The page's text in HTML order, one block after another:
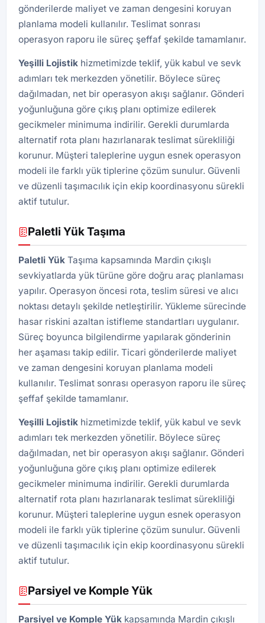
gönderilerde maliyet ve zaman dengesini koruyan
planlama modeli kullanılır. Teslimat sonrası
operasyon raporu ile süreç şeffaf şekilde tamamlanır.
Yeşilli Lojistik hizmetimizde teklif, yük kabul ve sevk
adımları tek merkezden yönetilir. Böylece süreç
dağılmadan, net bir operasyon akışı sağlanır. Gönderi
yoğunluğuna göre çıkış planı optimize edilerek
gecikmeler minimuma indirilir. Gerekli durumlarda
alternatif rota planı hazırlanarak teslimat sürekliliği
korunur. Müşteri taleplerine uygun esnek operasyon
modeli ile farklı yük tiplerine çözüm sunulur. Güvenli
ve düzenli taşımacılık için ekip koordinasyonu sürekli
aktif tutulur.
Paletli Yük Taşıma
Paletli Yük Taşıma kapsamında Mardin çıkışlı
sevkiyatlarda yük türüne göre doğru araç planlaması
yapılır. Operasyon öncesi rota, teslim süresi ve alıcı
noktası detaylı şekilde netleştirilir. Yükleme sürecinde
hasar riskini azaltan istifleme standartları uygulanır.
Süreç boyunca bilgilendirme yapılarak gönderinin
her aşaması takip edilir. Ticari gönderilerde maliyet
ve zaman dengesini koruyan planlama modeli
kullanılır. Teslimat sonrası operasyon raporu ile süreç
şeffaf şekilde tamamlanır.
Yeşilli Lojistik hizmetimizde teklif, yük kabul ve sevk
adımları tek merkezden yönetilir. Böylece süreç
dağılmadan, net bir operasyon akışı sağlanır. Gönderi
yoğunluğuna göre çıkış planı optimize edilerek
gecikmeler minimuma indirilir. Gerekli durumlarda
alternatif rota planı hazırlanarak teslimat sürekliliği
korunur. Müşteri taleplerine uygun esnek operasyon
modeli ile farklı yük tiplerine çözüm sunulur. Güvenli
ve düzenli taşımacılık için ekip koordinasyonu sürekli
aktif tutulur.
Parsiyel ve Komple Yük
Parsiyel ve Komple Yük kapsamında Mardin çıkışlı